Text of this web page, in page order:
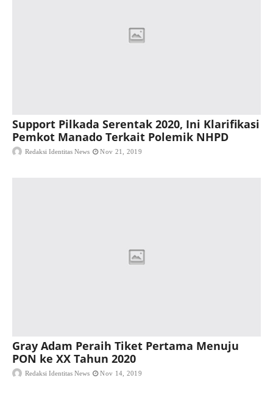
Support Pilkada Serentak 2020, Ini Klarifikasi
Pemkot Manado Terkait Polemik NHPD
Redaksi Identitas News Nov 21, 2019
Gray Adam Peraih Tiket Pertama Menuju
PON ke XX Tahun 2020
Redaksi Identitas News Nov 14, 2019